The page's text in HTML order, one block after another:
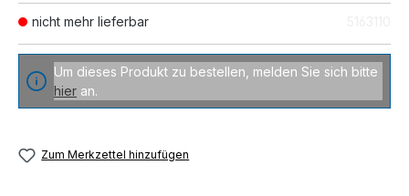
nicht mehr lieferbar
Um dieses Produkt zu bestellen, melden Sie sich bitte
hier an.
Zum Merkzettel hinzufügen